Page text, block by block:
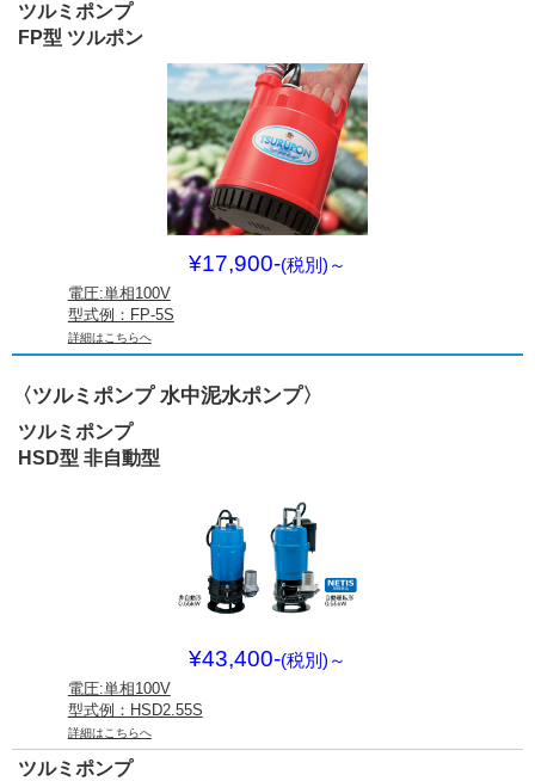
ツルミポンプ
FP型 ツルポン
¥17,900-(税別) ～
電圧:単相100V
型式例：FP-5S
詳細はこちらへ
〈ツルミポンプ 水中泥水ポンプ〉
ツルミポンプ
HSD型 非自動型
¥43,400-(税別) ～
電圧:単相100V
型式例：HSD2.55S
詳細はこちらへ
ツルミポンプ